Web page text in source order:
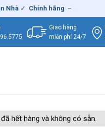
✓ Chính hãng – Xuất
Giao hàng
miễn phí 24/7
hết hàng và không có sẵn.